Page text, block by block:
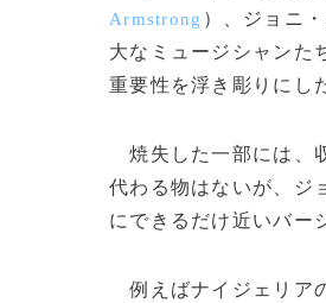
Armstrong ）、ジョニ
大なミュージシャンた
重要性を浮き彫りにし
焼失した一部には、
代わる物はないが、ジ
にできるだけ近いバー
例えばナイジェリア